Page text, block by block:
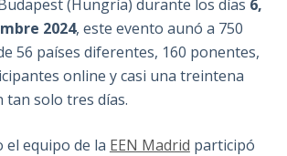
(Hungría) durante los días 6,
2024, este evento aunó a 750
56 países diferentes, 160 ponentes,
online y casi una treintena
tan solo tres días.
el equipo de la EEN Madrid participó